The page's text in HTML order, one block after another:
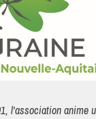
l'association anime